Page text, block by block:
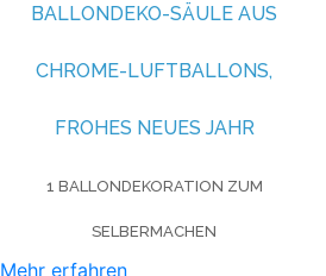
BALLONDEKO-SÄULE AUS
CHROME-LUFTBALLONS,
FROHES NEUES JAHR
1 BALLONDEKORATION ZUM
SELBERMACHEN
Mehr erfahren